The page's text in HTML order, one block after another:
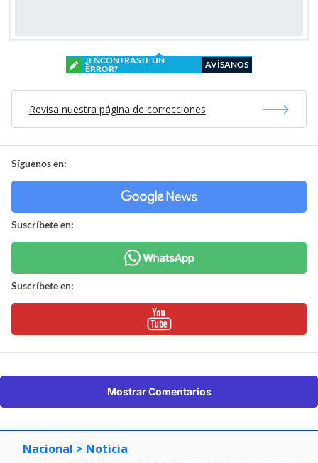
¿ENCONTRASTE UN
ERROR?
AVÍSANOS
Revisa nuestra página de correcciones
Síguenos en:
Suscríbete en:
Suscríbete en:
Mostrar Comentarios
Nacional > Noticia